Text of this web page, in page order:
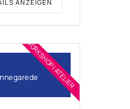
ANZEIGEN
gare deWORKSHOP | ATELIER